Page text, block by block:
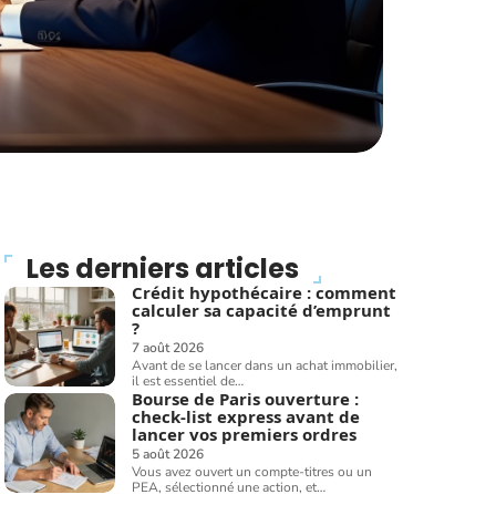
Les derniers articles
Crédit hypothécaire : comment
calculer sa capacité d’emprunt
?
7 août 2026
Avant de se lancer dans un achat immobilier,
il est essentiel de…
Bourse de Paris ouverture :
check-list express avant de
lancer vos premiers ordres
5 août 2026
Vous avez ouvert un compte-titres ou un
PEA, sélectionné une action, et…